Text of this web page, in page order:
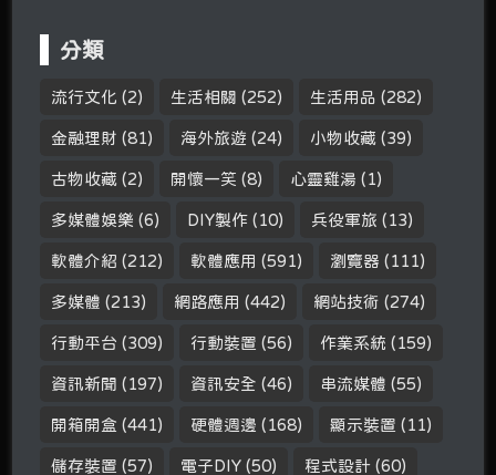
分類
流行文化 (2) 生活相關 (252) 生活用品 (282)
金融理財 (81) 海外旅遊 (24) 小物收藏 (39)
古物收藏 (2) 開懷一笑 (8) 心靈雞湯 (1)
多媒體娛樂 (6) DIY製作 (10) 兵役軍旅 (13)
軟體介紹 (212) 軟體應用 (591) 瀏覽器 (111)
多媒體 (213) 網路應用 (442) 網站技術 (274)
行動平台 (309) 行動裝置 (56) 作業系統 (159)
資訊新聞 (197) 資訊安全 (46) 串流媒體 (55)
開箱開盒 (441) 硬體週邊 (168) 顯示裝置 (11)
儲存裝置 (57) 電子DIY (50) 程式設計 (60)